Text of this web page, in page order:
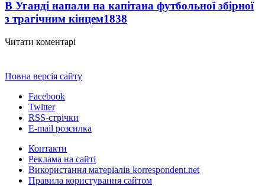
В Уганді напали на капітана футбольної збірної
з трагічним кінцем1838
Читати коментарі
Повна версія сайту
Facebook
Twitter
RSS-стрічки
E-mail розсилка
Контакти
Реклама на сайті
Використання матеріалів korrespondent.net
Правила користування сайтом